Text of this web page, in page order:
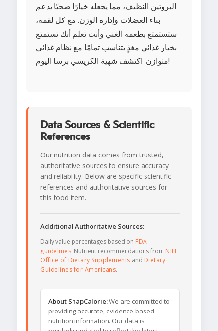
البروتين النظيف، مما يجعله خيارًا صحيًا يدعم
بناء العضلات وإدارة الوزن. مع كل لقمة،
ستستمتع بطعمه الغني وأنت تعلم أنك تستمتع
بخيار غذائي مغذٍ يتناسب تمامًا مع نظام غذائي
متوازن. اكتشف شهية الكريسي برسا اليوم!
Data Sources & Scientific
References
Our nutrition data comes from trusted,
authoritative sources to ensure accuracy
and reliability. Below are specific scientific
references and authoritative sources for
this food item.
Additional Authoritative Sources:
Daily value percentages based on FDA
guidelines. Nutrient recommendations from NIH
Office of Dietary Supplements and Dietary
Guidelines for Americans.
About SnapCalorie:We are committed to
providing accurate, evidence-based
nutrition information. Our data is